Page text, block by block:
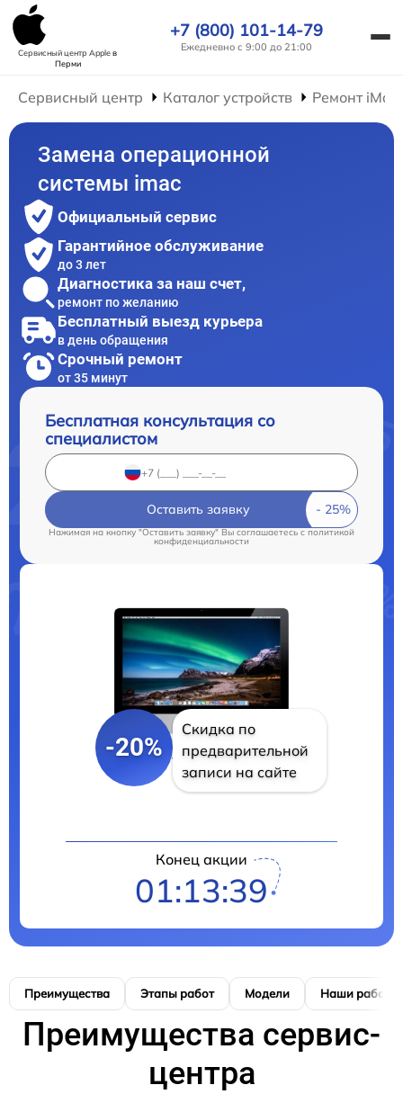
Сервисный центр Appleв
Перми
+7 (800) 101-14-79
Ежедневно с 9:00 до 21:00
Сервисный центр Каталог устройств Ремонт iMac
Замена операционной
системы imac
Официальный сервис
Гарантийное обслуживание
до 3 лет
Диагностика за наш счет,
ремонт по желанию
Бесплатный выезд курьера
в день обращения
Срочный ремонт
от 35 минут
Бесплатная консультация со
специалистом
Оставить заявку
Нажимая на кнопку "Оставить заявку" Вы соглашаетесь cполитикой
конфиденциальности
-20%
Скидка по
предварительной
записи на сайте
Конец акции
01:13:38
Преимущества Этапы работ Модели Наши работы
Преимущества сервис-
центра